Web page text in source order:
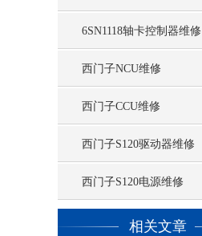
6SN1118轴卡控制器维修
西门子NCU维修
西门子CCU维修
西门子S120驱动器维修
西门子S120电源维修
相关文章